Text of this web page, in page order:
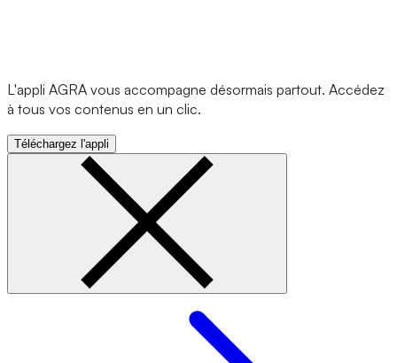
L'appli AGRA vous accompagne désormais partout. Accédez
à tous vos contenus en un clic.
Téléchargez l'appli